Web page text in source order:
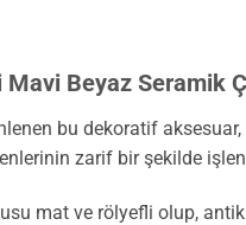
Beyaz Seramik
bu dekoratif aksesuar,
zarif bir şekilde
mat ve rölyefli olup,